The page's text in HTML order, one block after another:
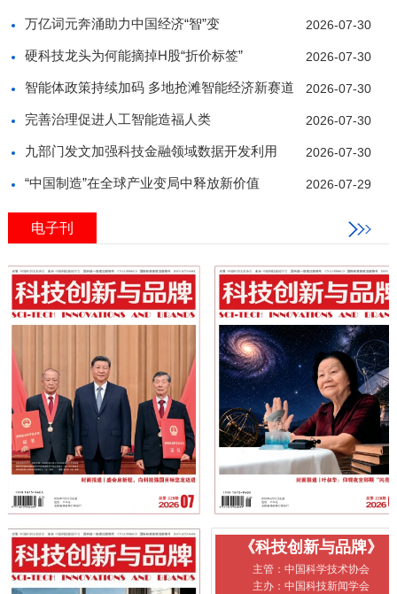
万亿词元奔涌助力中国经济“智”变 2026-07-30
硬科技龙头为何能摘掉H股“折价标签” 2026-07-30
智能体政策持续加码 多地抢滩智能经济新赛道 2026-07-30
完善治理促进人工智能造福人类 2026-07-30
九部门发文加强科技金融领域数据开发利用 2026-07-30
“中国制造”在全球产业变局中释放新价值 2026-07-29
电子刊
《科技创新与品牌》
主管：中国科学技术协会
主办：中国科技新闻学会